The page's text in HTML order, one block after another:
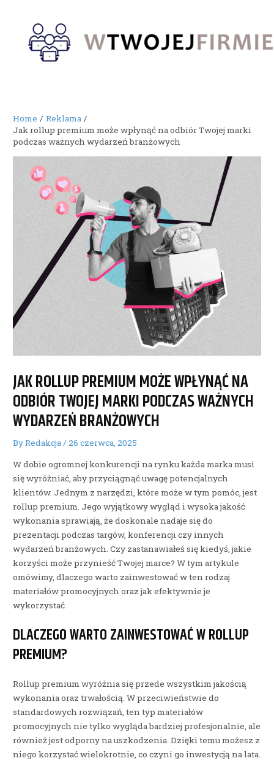
content
Home
Reklama
Jak rollup premium może wpłynąć na odbiór Twojej marki
podczas ważnych wydarzeń branżowych
JAK ROLLUP PREMIUM MOŻE WPŁYNĄĆ NA
ODBIÓR TWOJEJ MARKI PODCZAS WAŻNYCH
WYDARZEŃ BRANŻOWYCH
ByRedakcja/26 czerwca, 2025
W dobie ogromnej konkurencji na rynku każda marka musi
się wyróżniać, aby przyciągnąć uwagę potencjalnych
klientów. Jednym z narzędzi, które może w tym pomóc, jest
rollup premium. Jego wyjątkowy wygląd i wysoka jakość
wykonania sprawiają, że doskonale nadaje się do
prezentacji podczas targów, konferencji czy innych
wydarzeń branżowych. Czy zastanawiałeś się kiedyś, jakie
korzyści może przynieść Twojej marce? W tym artykule
omówimy, dlaczego warto zainwestować w ten rodzaj
materiałów promocyjnych oraz jak efektywnie je
wykorzystać.
DLACZEGO WARTO ZAINWESTOWAĆ W ROLLUP
PREMIUM?
Rollup premium wyróżnia się przede wszystkim jakością
wykonania oraz trwałością. W przeciwieństwie do
standardowych rozwiązań, ten typ materiałów
promocyjnych nie tylko wygląda bardziej profesjonalnie, ale
również jest odporny na uszkodzenia. Dzięki temu możesz z
niego korzystać wielokrotnie, co czyni go inwestycją na lata.